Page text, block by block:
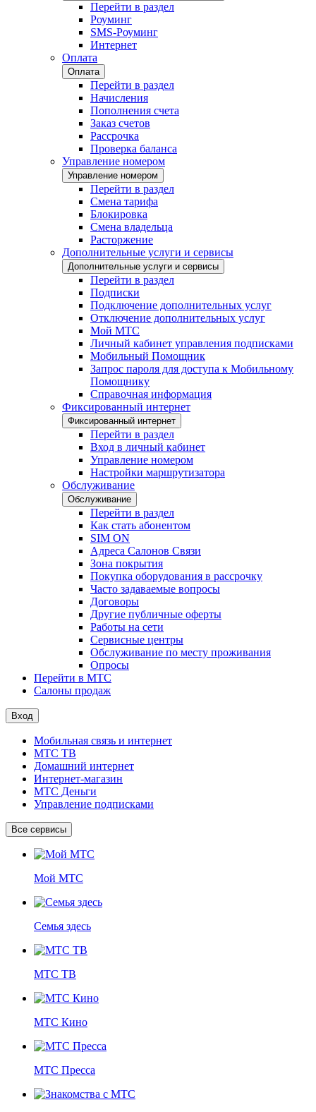
Перейти в раздел
Роуминг
SMS-Роуминг
Интернет
Оплата
Оплата
Перейти в раздел
Начисления
Пополнения счета
Заказ счетов
Рассрочка
Проверка баланса
Управление номером
Управление номером
Перейти в раздел
Смена тарифа
Блокировка
Смена владельца
Расторжение
Дополнительные услуги и сервисы
Дополнительные услуги и сервисы
Перейти в раздел
Подписки
Подключение дополнительных услуг
Отключение дополнительных услуг
Мой МТС
Личный кабинет управления подписками
Мобильный Помощник
Запрос пароля для доступа к Мобильному
Помощнику
Справочная информация
Фиксированный интернет
Фиксированный интернет
Перейти в раздел
Вход в личный кабинет
Управление номером
Настройки маршрутизатора
Обслуживание
Обслуживание
Перейти в раздел
Как стать абонентом
SIM ON
Адреса Салонов Связи
Зона покрытия
Покупка оборудования в рассрочку
Часто задаваемые вопросы
Договоры
Другие публичные оферты
Работы на сети
Сервисные центры
Обслуживание по месту проживания
Опросы
Перейти в МТС
Салоны продаж
Вход
Мобильная связь и интернет
МТС ТВ
Домашний интернет
Интернет-магазин
МТС Деньги
Управление подписками
Все сервисы
Мой МТС
Семья здесь
МТС ТВ
МТС Кино
МТС Пресса